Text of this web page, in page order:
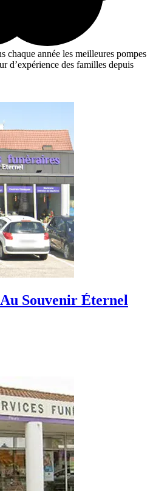
chaque année les meilleures pompes
d’expérience des familles depuis
Souvenir Éternel